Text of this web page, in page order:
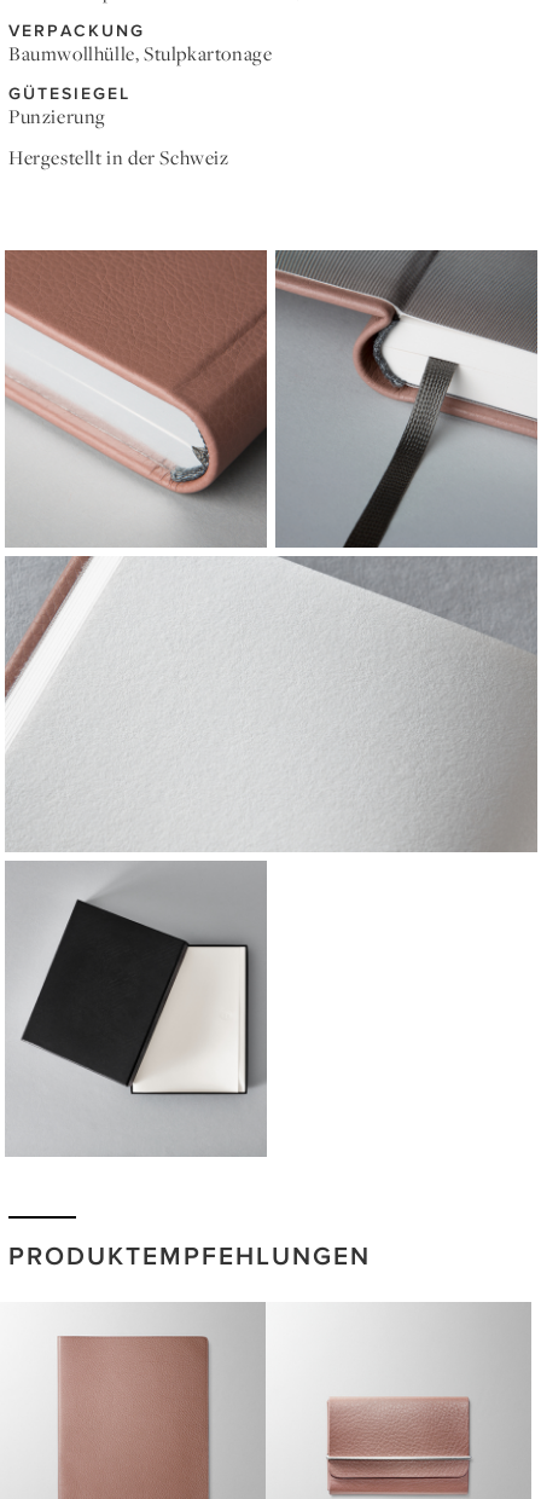
VERPACKUNG
Baumwollhülle, Stulpkartonage
GÜTESIEGEL
Punzierung
Hergestellt in der Schweiz
PRODUKTEMPFEHLUNGEN